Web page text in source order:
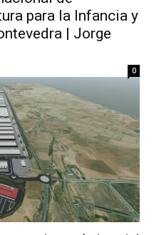
para la Infancia y
| Jorge
0